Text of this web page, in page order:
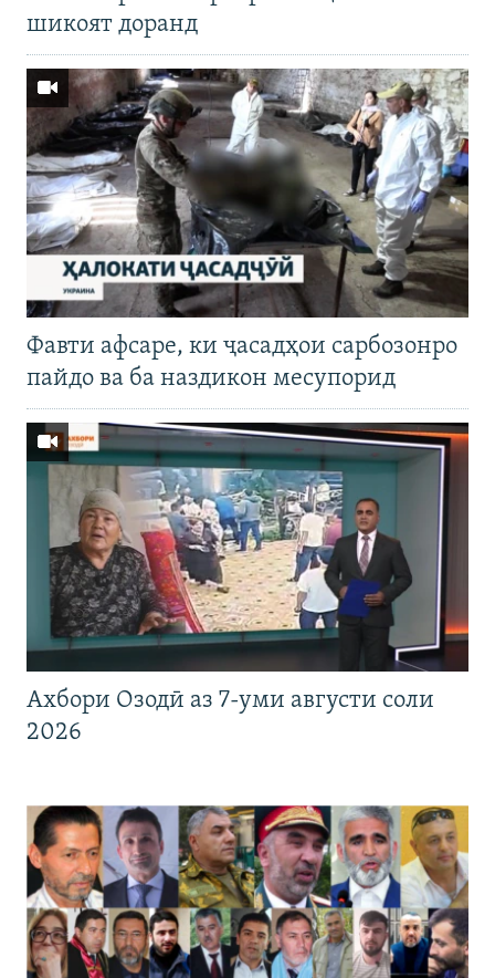
шикоят доранд
Фавти афсаре, ки ҷасадҳои сарбозонро
пайдо ва ба наздикон месупорид
Ахбори Озодӣ аз 7-уми августи соли
2026